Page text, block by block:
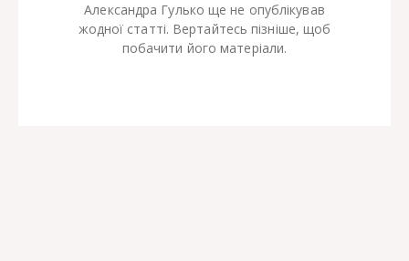
Александра Гулько ще не опублікував
жодної статті. Вертайтесь пізніше, щоб
побачити його матеріали.